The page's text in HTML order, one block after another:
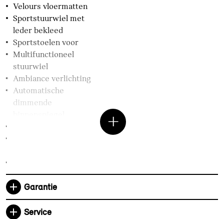
Velours vloermatten
Sportstuurwiel met
leder bekleed
Sportstoelen voor
Multifunctioneel
stuurwiel
Ambiance verlichting
Automatische
dimmende
Hemelbekleding
Anthrazit
Entertainment en communicatie
Garantie
Service